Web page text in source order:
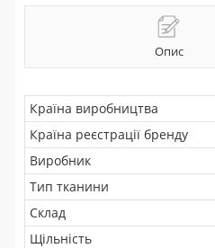
Опис
Країна виробництва
Країна реєстрації бренду
Виробник
Тип тканини
Склад
Щільність